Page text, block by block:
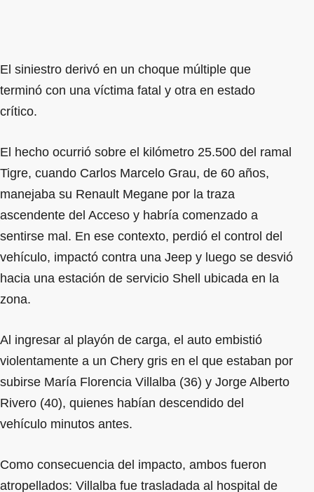
El siniestro derivó en un choque múltiple que
terminó con una víctima fatal y otra en estado
crítico.
El hecho ocurrió sobre el kilómetro 25.500 del ramal
Tigre, cuando Carlos Marcelo Grau, de 60 años,
manejaba su Renault Megane por la traza
ascendente del Acceso y habría comenzado a
sentirse mal. En ese contexto, perdió el control del
vehículo, impactó contra una Jeep y luego se desvió
hacia una estación de servicio Shell ubicada en la
zona.
Al ingresar al playón de carga, el auto embistió
violentamente a un Chery gris en el que estaban por
subirse María Florencia Villalba (36) y Jorge Alberto
Rivero (40), quienes habían descendido del
vehículo minutos antes.
Como consecuencia del impacto, ambos fueron
atropellados: Villalba fue trasladada al hospital de